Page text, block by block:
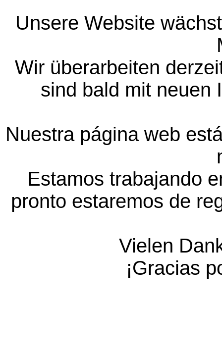
Unsere Website
Wir überarbeiten
sind bald mit neuen
Nuestra página web
Estamos trabajando
pronto estaremos de
Vielen
¡Gracias